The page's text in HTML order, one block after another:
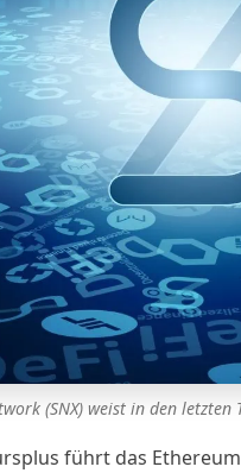
(SNX) weist in den letzten
führt das